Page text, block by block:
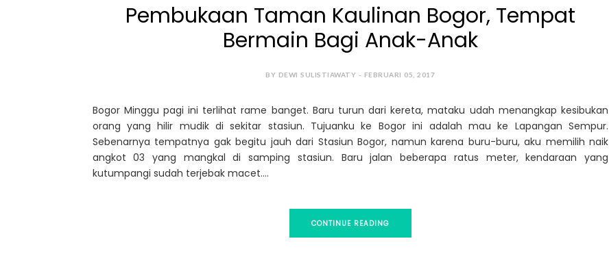
Pembukaan Taman Kaulinan Bogor, Tempat
Bermain Bagi Anak-Anak
BY DEWI SULISTIAWATY - FEBRUARI 05, 2017
Bogor Minggu pagi ini terlihat rame banget. Baru turun dari kereta, mataku udah menangkap kesibukan
orang yang hilir mudik di sekitar stasiun. Tujuanku ke Bogor ini adalah mau ke Lapangan Sempur.
Sebenarnya tempatnya gak begitu jauh dari Stasiun Bogor, namun karena buru-buru, aku memilih naik
angkot 03 yang mangkal di samping stasiun. Baru jalan beberapa ratus meter, kendaraan yang
kutumpangi sudah terjebak macet....
CONTINUE READING